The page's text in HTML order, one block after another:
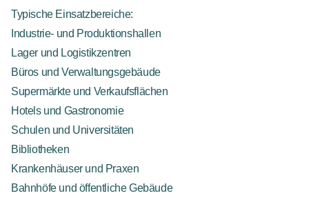
Typische Einsatzbereiche:
Industrie- und Produktionshallen
Lager und Logistikzentren
Büros und Verwaltungsgebäude
Supermärkte und Verkaufsflächen
Hotels und Gastronomie
Schulen und Universitäten
Bibliotheken
Krankenhäuser und Praxen
Bahnhöfe und öffentliche Gebäude